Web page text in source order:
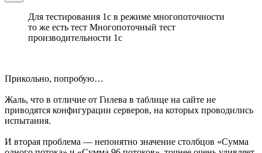
Для тестирования 1с в режиме многопоточности
то же есть тест Многопоточный тест
производительности 1с
Прикольно, попробую…
Жаль, что в отличие от Гилева в таблице на сайте не
приводятся конфигурации серверов, на которых проводились
испытания.
И вторая проблема — непонятно значение столбцов «Сумма